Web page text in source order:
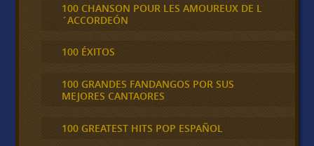
100 CHANSON POUR LES AMOUREUX DE L
´ACCORDEÓN
100 ÉXITOS
100 GRANDES FANDANGOS POR SUS
MEJORES CANTAORES
100 GREATEST HITS POP ESPAÑOL